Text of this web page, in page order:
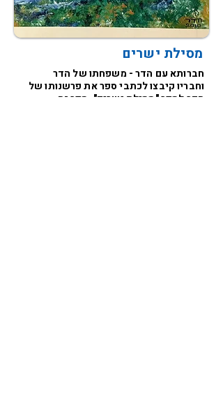
מסילת ישרים
חברותא עם הדר - משפחתו של הדר
וחבריו קיבצו לכתבי ספר את פרשנותו של
הדר לספר "מסילת ישרים". ספר זה